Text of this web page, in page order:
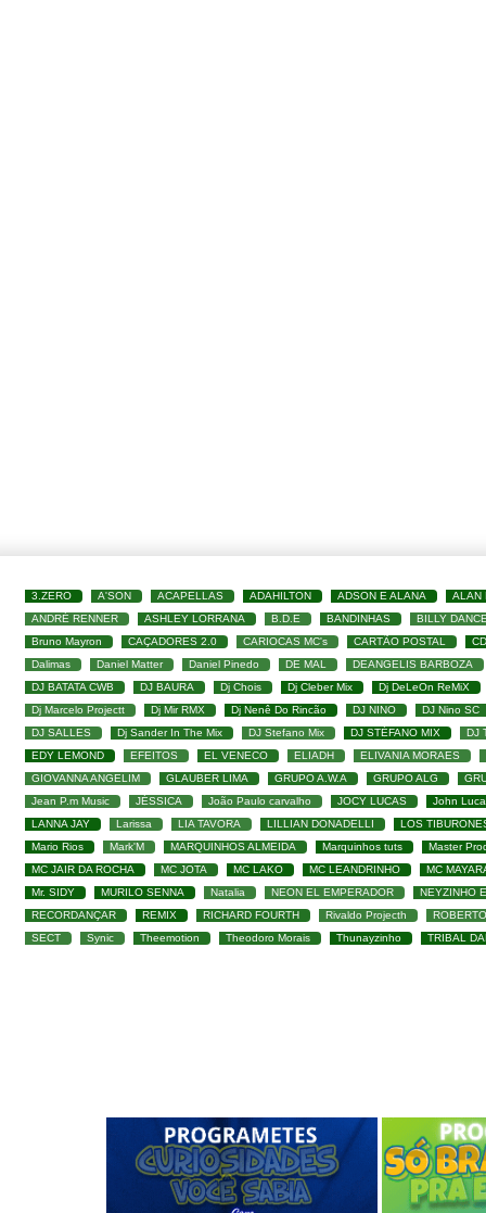
3.ZERO A'SON ACAPELLAS ADAHILTON ADSON E ALANA
ALAN
ANDRÉ RENNER
ASHLEY LORRANA B.D.E BANDINHAS
BILLY
Bruno Mayron
CAÇADORES 2.0 CARIOCAS MC's CARTÃO POSTAL
CD
Dalimas
Daniel Matter Daniel Pinedo DE MAL
DEANGELIS BARBOZA
DJ BATATA CWB
DJ BAURA Dj Chois Dj Cleber Mix
Dj DeLeOn ReMiX
Dj Marcelo Projectt
Dj Mir RMX Dj Nenê Do Rincão DJ NINO
DJ Nino SC
DJ SALLES
Dj Sander In The Mix DJ Stefano Mix DJ STÉFANO MIX
DJ
EDY LEMOND
EFEITOS EL VENECO ELIADH
ELIVANIA MORAES
GIOVANNA ANGELIM
GLAUBER LIMA GRUPO A.W.A GRUPO ALG
Jean P.m Music
JÉSSICA João Paulo carvalho JOCY LUCAS
John
LANNA JAY
Larissa LIA TAVORA LILLIAN DONADELLI
LOS
Mario Rios
Mark'M MARQUINHOS ALMEIDA Marquinhos tuts
Master
MC JAIR DA ROCHA
MC JOTA MC LAKO MC LEANDRINHO
MC
Mr. SIDY
MURILO SENNA Natalia NEON EL EMPERADOR
NEYZINHO
RECORDANÇAR
REMIX RICHARD FOURTH Rivaldo Projecth
SECT
Synic Theemotion Theodoro Morais Thunayzinho TRIBAL